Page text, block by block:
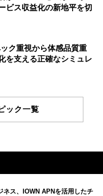
ス収益化の新地平を切
ク重視から体感品質重
支える正確なシミュレ
ック一覧
ネス、IOWN APNを活用したチ